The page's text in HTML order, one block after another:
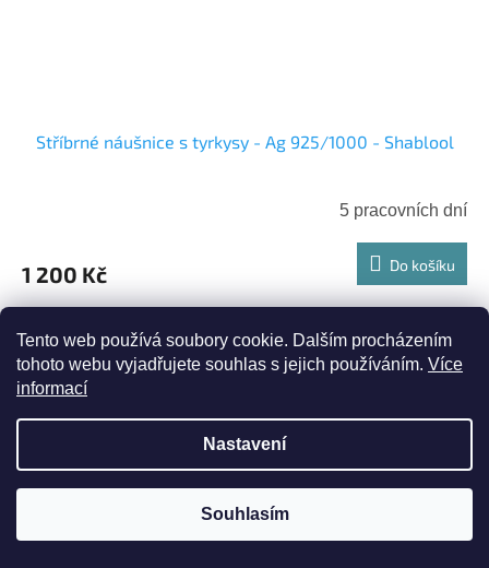
Tento web používá soubory cookie. Dalším procházením
tohoto webu vyjadřujete souhlas s jejich používáním. Více
informací
Nastavení
Souhlasím
Stříbrné náušnice s tyrkysy - Ag 925/1000 - Shablool
5 pracovních dní
1 200 Kč Do košíku
jedním kulatým kamínkem. Kamínek je vsazený do širšího
stříbrného rámečku, který má nepravidelný tvar vlny.
Kámen: tyrkys –...
Kód:E0649GR